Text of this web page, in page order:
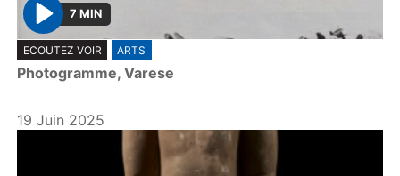
P
l
a
7 MIN
ECOUTEZ VOIR ARTS
Photogramme, Varese
19 Juin 2025